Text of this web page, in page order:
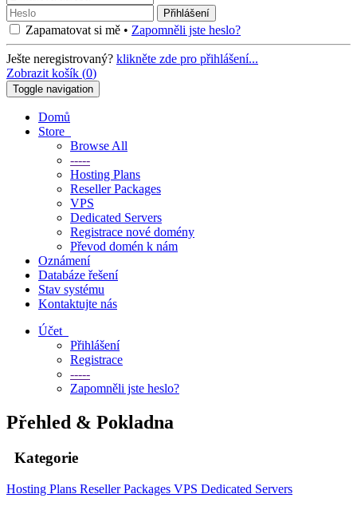
Zapamatovat si mě • Zapomněli jste heslo?
Ješte neregistrovaný? klikněte zde pro přihlášení...
Zobrazit košík (0)
Toggle navigation
Domů
Store
Browse All
-----
Hosting Plans
Reseller Packages
VPS
Dedicated Servers
Registrace nové domény
Převod domén k nám
Oznámení
Databáze řešení
Stav systému
Kontaktujte nás
Účet
Přihlášení
Registrace
-----
Zapomněli jste heslo?
Přehled & Pokladna
Kategorie
Hosting Plans Reseller Packages VPS Dedicated Servers